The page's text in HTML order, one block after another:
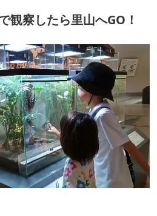
観察したら里山へGO！